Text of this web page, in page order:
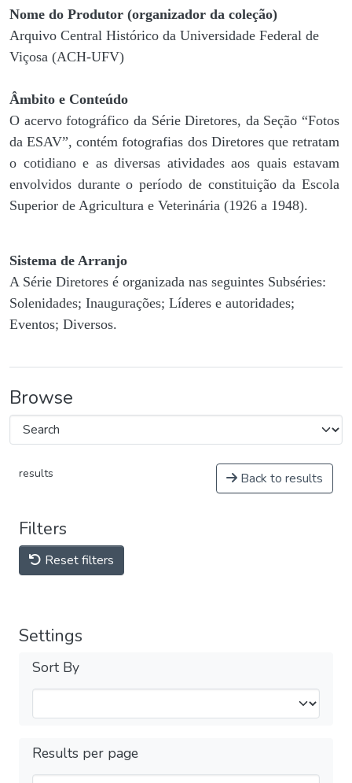
Nome do Produtor (organizador da coleção)
Arquivo Central Histórico da Universidade Federal de
Viçosa (ACH-UFV)
Âmbito e Conteúdo
O acervo fotográfico da Série Diretores, da Seção “Fotos
da ESAV”, contém fotografias dos Diretores que retratam
o cotidiano e as diversas atividades aos quais estavam
envolvidos durante o período de constituição da Escola
Superior de Agricultura e Veterinária (1926 a 1948).
Sistema de Arranjo
A Série Diretores é organizada nas seguintes Subséries:
Solenidades; Inaugurações; Líderes e autoridades;
Eventos; Diversos.
Browse
results Back to results
Filters
Reset filters
Settings
Sort By
Results per page